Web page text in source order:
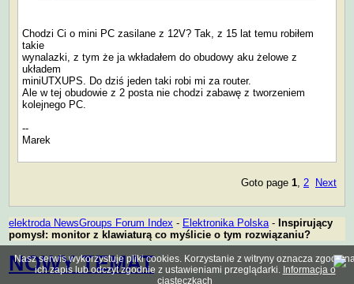
Chodzi Ci o mini PC zasilane z 12V? Tak, z 15 lat temu robiłem
takie
wynalazki, z tym że ja wkładałem do obudowy aku żelowe z
układem
miniUTXUPS. Do dziś jeden taki robi mi za router.
Ale w tej obudowie z 2 posta nie chodzi zabawę z tworzeniem
kolejnego PC.
--
Marek
Goto page 1 2 Next
elektroda NewsGroups Forum Index - Elektronika Polska- Inspirujący
pomysł: monitor z klawiaturą co myślicie o tym rozwiązaniu?
NOWY TEMAT
Nasz serwis wykorzystuje pliki cookies. Korzystanie z witryny oznacza zgodę
ich zapis lub odczyt zgodnie z ustawieniami przeglądarki. Informacja o
ciasteczkach